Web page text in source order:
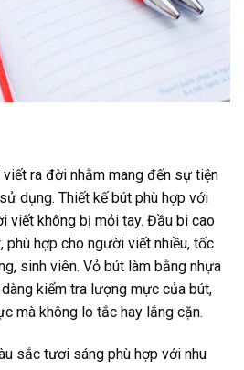
viết ra đời nhằm mang đến sự tiện
dụng. Thiết kế bút phù hợp với
viết không bị mỏi tay. Đầu bi cao
hợp cho người viết nhiều, tốc
sinh viên. Vỏ bút làm bằng nhựa
kiểm tra lượng mực của bút,
mà không lo tắc hay lắng cặn.
sắc tươi sáng phù hợp với nhu